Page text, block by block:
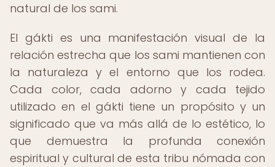
natural de los sami.
El gákti es una manifestación visual de la
relación estrecha que los sami mantienen con
la naturaleza y el entorno que los rodea.
Cada color, cada adorno y cada tejido
utilizado en el gákti tiene un propósito y un
significado que va más allá de lo estético, lo
que demuestra la profunda conexión
espiritual y cultural de esta tribu nómada con